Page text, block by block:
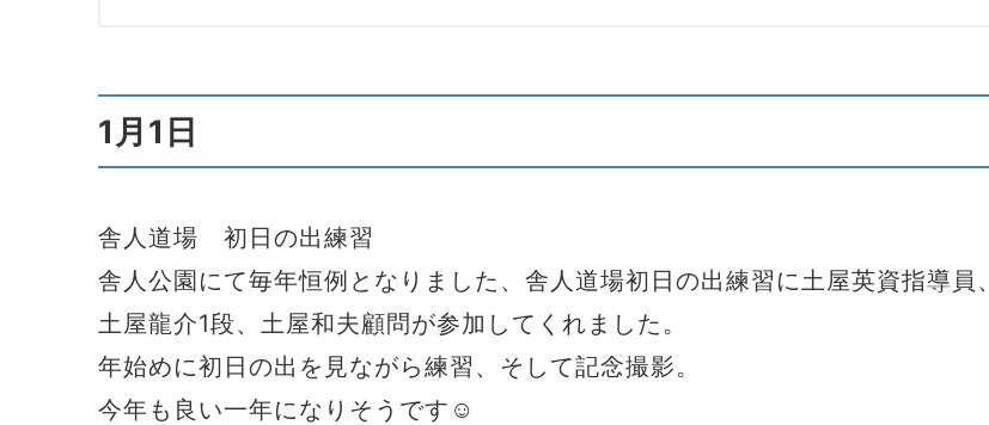
1月1日
舎人道場 初日の出練習
舎人公園にて毎年恒例となりました、舎人道場初日の出練習に土屋英資指導員、
土屋龍介1段、土屋和夫顧問が参加してくれました。
年始めに初日の出を見ながら練習、そして記念撮影。
今年も良い一年になりそうです☺️